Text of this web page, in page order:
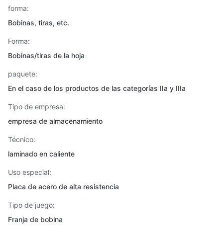
forma:
Bobinas, tiras, etc.
Forma:
Bobinas/tiras de la hoja
paquete:
En el caso de los productos de las categorías IIa y IIIa
Tipo de empresa:
empresa de almacenamiento
Técnico:
laminado en caliente
Uso especial:
Placa de acero de alta resistencia
Tipo de juego:
Franja de bobina